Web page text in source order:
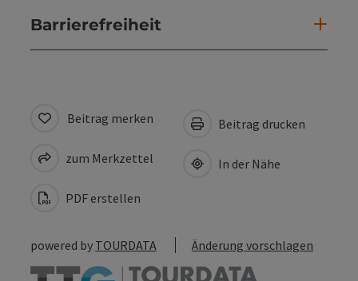
Barrierefreiheit
Beitrag merken
zum Merkzettel
PDF erstellen
Beitrag drucken
In der Nähe
powered by TOURDATA Änderung vorschlagen